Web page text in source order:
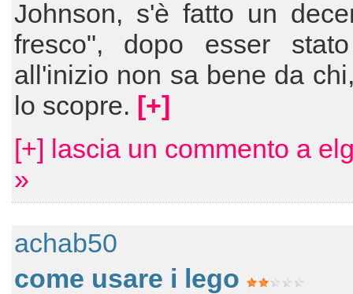
Johnson, s'è fatto un
fresco", dopo esser
all'inizio non sa bene da
lo scopre. [+]
[+] lascia un commento a
»
achab50
come usare i lego